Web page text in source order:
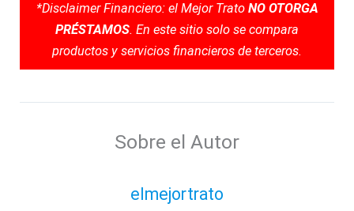
*Disclaimer Financiero: el Mejor Trato NO OTORGA
PRÉSTAMOS. En este sitio solo se compara
productos y servicios financieros de terceros.
Sobre el Autor
elmejortrato